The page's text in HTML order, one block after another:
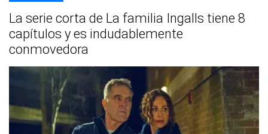
La serie corta de La familia Ingalls tiene 8
capítulos y es indudablemente
conmovedora